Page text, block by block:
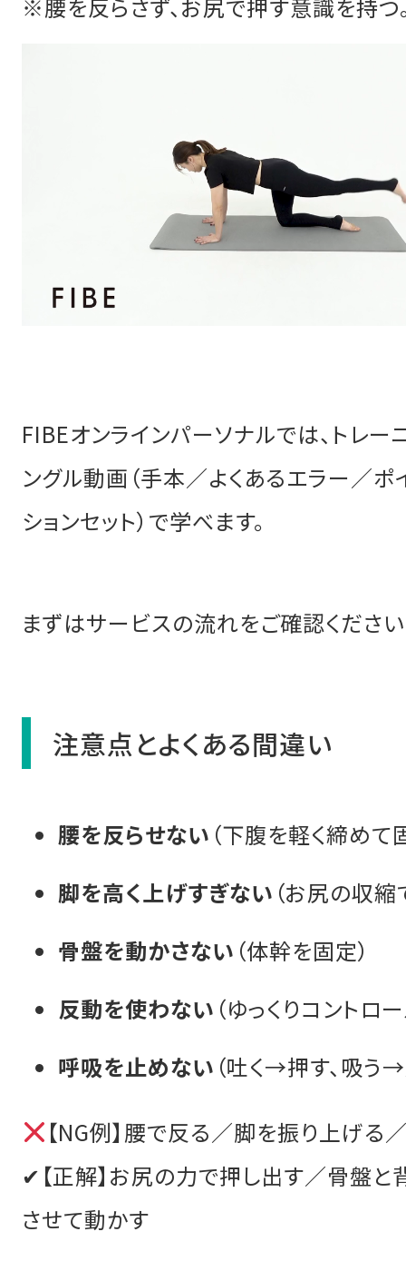
※腰を反らさず、お尻で押す意識を持つ
FIBEオンラインパーソナルでは、トレー
ングル動画（手本／よくあるエラー／ポ
ションセット）で学べます。
まずはサービスの流れをご確認ください
注意点とよくある間違い
腰を反らせない （下腹を軽く締めて
脚を高く上げすぎない （お尻の収縮
骨盤を動かさない （体幹を固定）
反動を使わない （ゆっくりコントロ
呼吸を止めない （吐く→押す、吸う
【NG例】腰で反る／脚を振り上げる
✔【正解】お尻の力で押し出す／骨盤と
させて動かす